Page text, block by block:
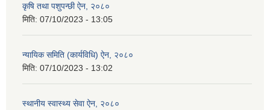
कृषि तथा पशुपन्छी ऐन, २०८०
मिति: 07/10/2023 - 13:05
न्यायिक समिति (कार्यविधि) ऐन, २०८०
मिति: 07/10/2023 - 13:02
स्थानीय स्वास्थ्य सेवा ऐन, २०८०